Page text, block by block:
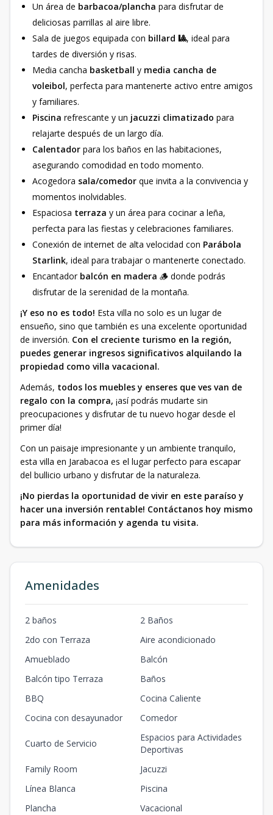
Un área de barbacoa/plancha para disfrutar de
deliciosas parrillas al aire libre.
Sala de juegos equipada con billard 🎱, ideal para
tardes de diversión y risas.
Media cancha basketball y media cancha de
voleibol, perfecta para mantenerte activo entre amigos
y familiares.
Piscina refrescante y un jacuzzi climatizado para
relajarte después de un largo día.
Calentador para los baños en las habitaciones,
asegurando comodidad en todo momento.
Acogedora sala/comedor que invita a la convivencia y
momentos inolvidables.
Espaciosa terraza y un área para cocinar a leña,
perfecta para las fiestas y celebraciones familiares.
Conexión de internet de alta velocidad con Parábola
Starlink, ideal para trabajar o mantenerte conectado.
Encantador balcón en madera 🪵 donde podrás
disfrutar de la serenidad de la montaña.
¡Y eso no es todo! Esta villa no solo es un lugar de
ensueño, sino que también es una excelente oportunidad
de inversión. Con el creciente turismo en la región,
puedes generar ingresos significativos alquilando la
propiedad como villa vacacional.
Además, todos los muebles y enseres que ves van de
regalo con la compra, ¡así podrás mudarte sin
preocupaciones y disfrutar de tu nuevo hogar desde el
primer día!
Con un paisaje impresionante y un ambiente tranquilo,
esta villa en Jarabacoa es el lugar perfecto para escapar
del bullicio urbano y disfrutar de la naturaleza.
¡No pierdas la oportunidad de vivir en este paraíso y
hacer una inversión rentable! Contáctanos hoy mismo
para más información y agenda tu visita.
Amenidades
2 baños
2 Baños
2do con Terraza
Aire acondicionado
Amueblado
Balcón
Balcón tipo Terraza
Baños
BBQ
Cocina Caliente
Cocina con desayunador
Comedor
Cuarto de Servicio
Espacios para Actividades
Deportivas
Family Room
Jacuzzi
Línea Blanca
Piscina
Plancha
Vacacional